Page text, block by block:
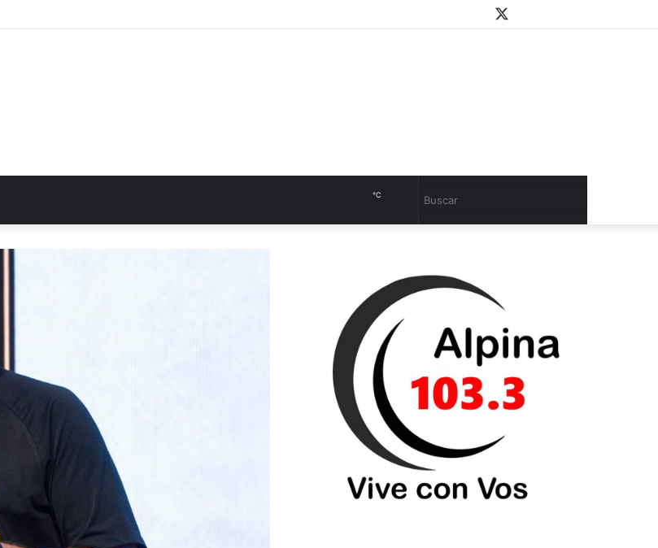
Instagram
Youtube
WhatsApp
Cambiar
℃